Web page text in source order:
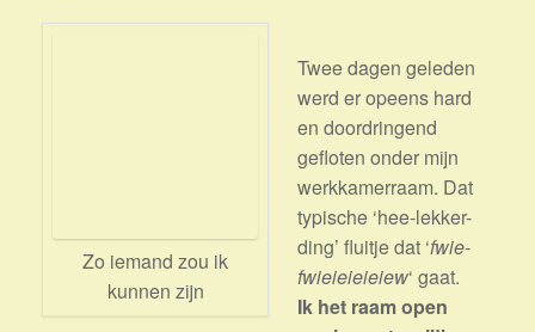
Zo iemand zou ik
kunnen zijn
Twee dagen geleden
werd er opeens hard
en doordringend
gefloten onder mijn
werkkamerraam. Dat
typische ‘hee-lekker-
ding’ fluitje dat ‘fwie-
fwieieieieiew‘ gaat.
Ik het raam open